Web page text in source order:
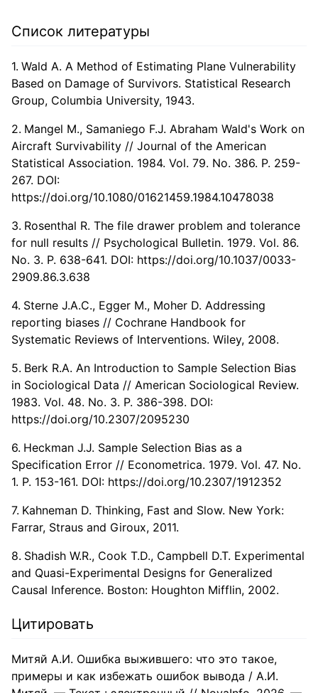
Список литературы
Wald A. A Method of Estimating Plane Vulnerability
Based on Damage of Survivors. Statistical Research
Group, Columbia University, 1943.
Mangel M., Samaniego F.J. Abraham Wald's Work on
Aircraft Survivability // Journal of the American
Statistical Association. 1984. Vol. 79. No. 386. P. 259-
267. DOI:
https://doi.org/10.1080/01621459.1984.10478038
Rosenthal R. The file drawer problem and tolerance
for null results // Psychological Bulletin. 1979. Vol. 86.
No. 3. P. 638-641. DOI: https://doi.org/10.1037/0033-
2909.86.3.638
Sterne J.A.C., Egger M., Moher D. Addressing
reporting biases // Cochrane Handbook for
Systematic Reviews of Interventions. Wiley, 2008.
Berk R.A. An Introduction to Sample Selection Bias
in Sociological Data // American Sociological Review.
1983. Vol. 48. No. 3. P. 386-398. DOI:
https://doi.org/10.2307/2095230
Heckman J.J. Sample Selection Bias as a
Specification Error // Econometrica. 1979. Vol. 47. No.
1. P. 153-161. DOI: https://doi.org/10.2307/1912352
Kahneman D. Thinking, Fast and Slow. New York:
Farrar, Straus and Giroux, 2011.
Shadish W.R., Cook T.D., Campbell D.T. Experimental
and Quasi-Experimental Designs for Generalized
Causal Inference. Boston: Houghton Mifflin, 2002.
Цитировать
Митяй А.И. Ошибка выжившего: что это такое,
примеры и как избежать ошибок вывода / А.И.